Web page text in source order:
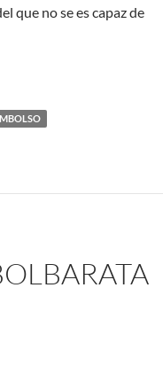
que no se es capaz de